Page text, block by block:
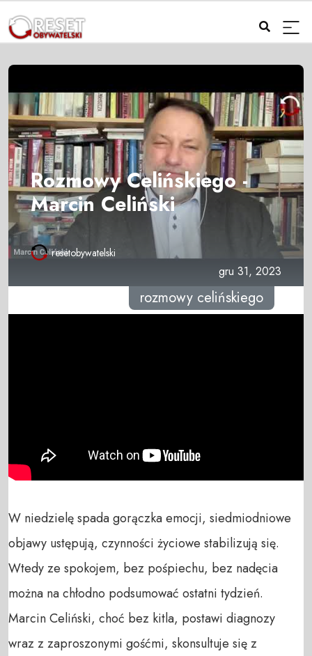
Rozmowy Celińskiego -
Marcin Celiński
resetobywatelski
gru 31, 2023
rozmowy celińskiego
W niedzielę spada gorączka emocji, siedmiodniowe
objawy ustępują, czynności życiowe stabilizują się.
Wtedy ze spokojem, bez pośpiechu, bez nadęcia
można na chłodno podsumować ostatni tydzień.
Marcin Celiński, choć bez kitla, postawi diagnozy
wraz z zaproszonymi gośćmi, skonsultuje się z